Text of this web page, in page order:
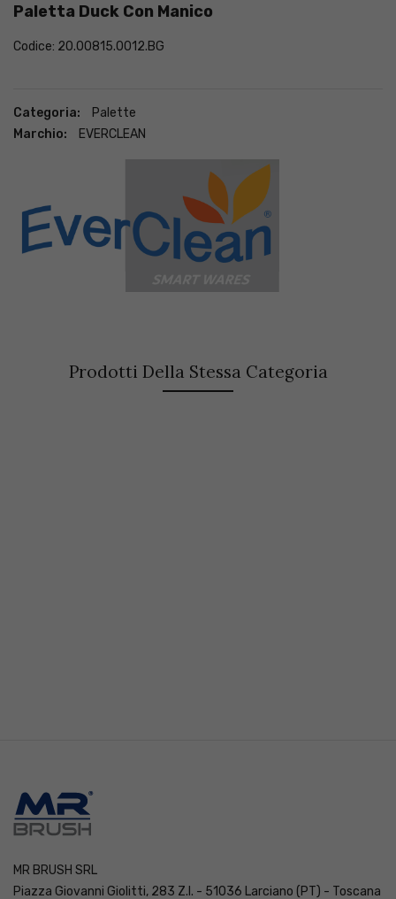
Paletta Duck Con Manico
Codice: 20.00815.0012.BG
Categoria:
Palette
Marchio:
EVERCLEAN
Prodotti Della Stessa Categoria
MR BRUSH SRL
Piazza Giovanni Giolitti, 283 Z.I. - 51036 Larciano (PT) - Toscana